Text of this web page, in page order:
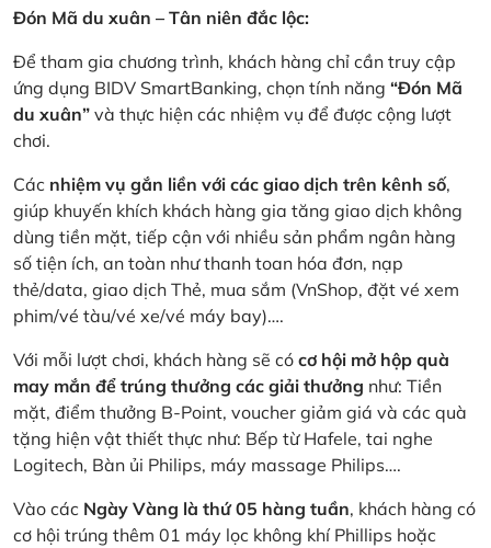
Đón Mã du xuân – Tân niên đắc lộc:
Để tham gia chương trình, khách hàng chỉ cần truy cập
ứng dụng BIDV SmartBanking, chọn tính năng “Đón Mã
du xuân” và thực hiện các nhiệm vụ để được cộng lượt
chơi.
Các nhiệm vụ gắn liền với các giao dịch trên kênh số,
giúp khuyến khích khách hàng gia tăng giao dịch không
dùng tiền mặt, tiếp cận với nhiều sản phẩm ngân hàng
số tiện ích, an toàn như thanh toan hóa đơn, nạp
thẻ/data, giao dịch Thẻ, mua sắm (VnShop, đặt vé xem
phim/vé tàu/vé xe/vé máy bay)….
Với mỗi lượt chơi, khách hàng sẽ có cơ hội mở hộp quà
may mắn để trúng thưởng các giải thưởng như: Tiền
mặt, điểm thưởng B-Point, voucher giảm giá và các quà
tặng hiện vật thiết thực như: Bếp từ Hafele, tai nghe
Logitech, Bàn ủi Philips, máy massage Philips….
Vào các Ngày Vàng là thứ 05 hàng tuần, khách hàng có
cơ hội trúng thêm 01 máy lọc không khí Phillips hoặc